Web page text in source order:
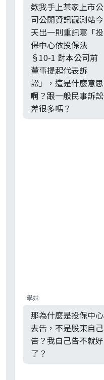
欸我手上某家上市公
司公開資訊觀測站今
天出一則重訊寫「投
保中心依投保法
§10-1 對本公司前
董事提起代表訴
訟」，這是什麼意思
啊？跟一般民事訴訟
差很多嗎？
學妹
那為什麼是投保中心
去告，不是股東自己
告？我自己告不就好
了？